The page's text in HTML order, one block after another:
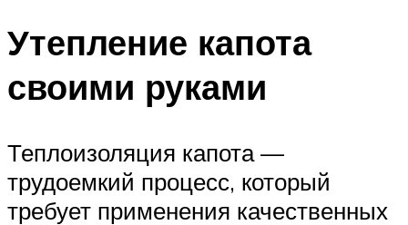
Утепление капота
своими руками
Теплоизоляция капота —
трудоемкий процесс, который
требует применения качественных